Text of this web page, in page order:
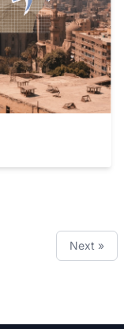
Next »